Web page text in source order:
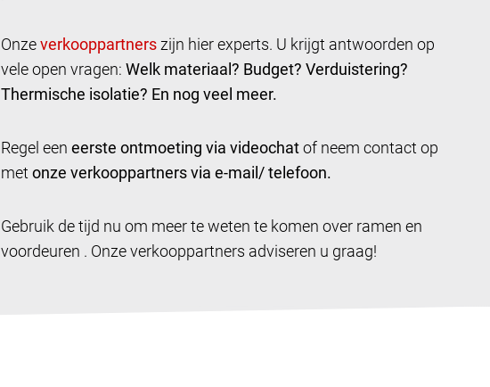
Onze
zijn hier experts. U krijgt antwoorden op
vele open vragen: Welk materiaal? Budget? Verduistering?
Thermische isolatie? En nog veel meer.
Regel een eerste ontmoeting via videochatof neem contact op
met onze verkooppartners via e-mail/ telefoon.
Gebruik de tijd nu om meer te weten te komen over ramen en
voordeuren . Onze verkooppartners adviseren u graag!